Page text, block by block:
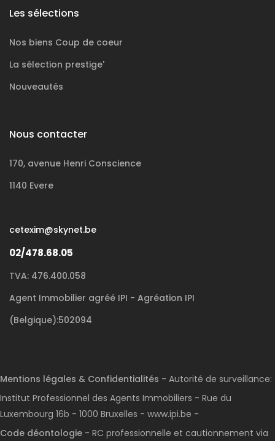
Les sélections
Nos biens Coup de coeur
La sélection prestige'
Nouveautés
Nous contacter
170, avenue Henri Conscience
1140 Evere
cetexim@skynet.be
02/478.68.05
TVA: 476.400.058
Agent Immobilier agréé IPI - Agréation IPI
(Belgique):502094
Mentions légales & Confidentialités - Autorité de surveillance:
Institut Professionnel des Agents Immobiliers - Rue du
Luxembourg 16b - 1000 Bruxelles - www.ipi.be -
Code déontologie - RC professionnelle et cautionnement via